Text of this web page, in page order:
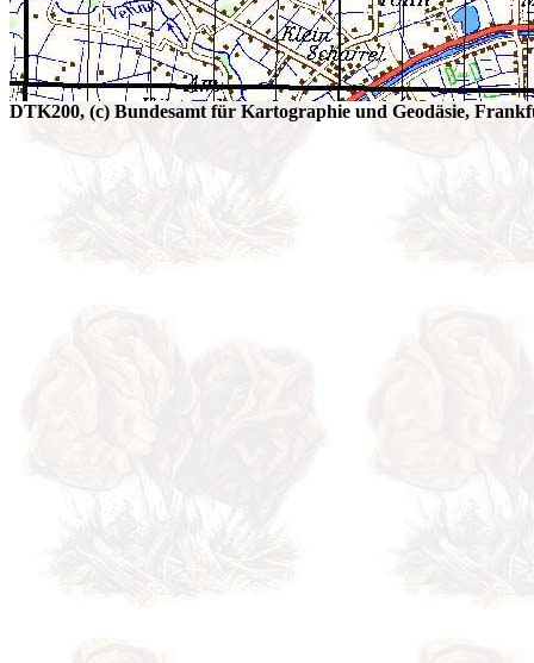
DTK200, (c) Bundesamt für Kartographie und Geodäsie,